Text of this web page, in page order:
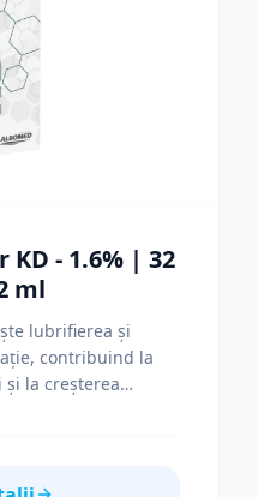
- 1.6% | 32
ml
lubrifierea și
contribuind la
la creșterea
vieții pacientului